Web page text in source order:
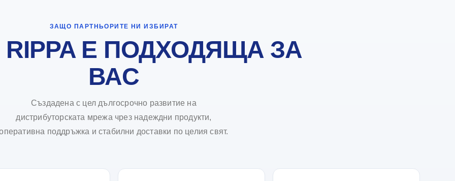
ЗАЩО ПАРТНЬОРИТЕ НИ ИЗБИРАТ
Е ПОДХОДЯЩА ЗА
ВАС
Създадена с цел дългосрочно развитие на
дистрибуторската мрежа чрез надеждни продукти,
поддръжка и стабилни доставки по целия свят.